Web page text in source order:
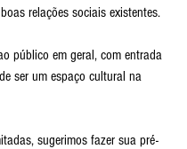
relações sociais existentes.
público em geral, com entrada
ser um espaço cultural na
sugerimos fazer sua pré-